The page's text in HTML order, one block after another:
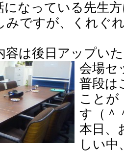
になっている先生
みですが、くれぐ
容は後日アップい
会場セ
普段は
こと
す（＾
本日、
しい中